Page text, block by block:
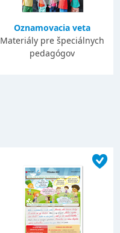
Oznamovacia veta
Materiály pre špeciálnych
pedagógov